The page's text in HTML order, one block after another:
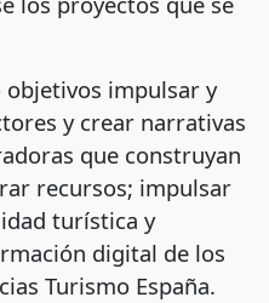
objetivos impulsar y
y crear narrativas
que construyan
recursos; impulsar
turística y
digital de los
Turismo España.